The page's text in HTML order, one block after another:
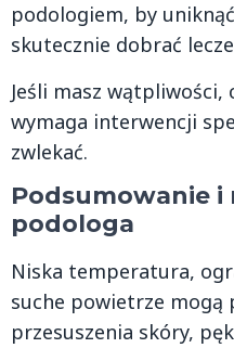
podologiem, by
skutecznie dobrać
Jeśli masz wątpliwości,
wymaga interwencji
zwlekać.
Podsumowanie i
podologa
Niska temperatura,
suche powietrze mogą
przesuszenia skóry,